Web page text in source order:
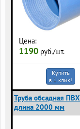
Цена:
1190 руб./шт.
Купить
в 1 клик!
Труба обсадная
длина 2000 мм